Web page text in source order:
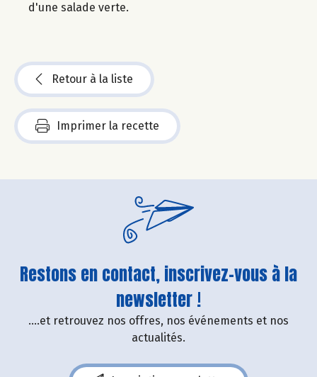
d'une salade verte.
Retour à la liste
Imprimer la recette
Restons en contact, inscrivez-vous à la
newsletter !
....et retrouvez nos offres, nos événements et nos
actualités.